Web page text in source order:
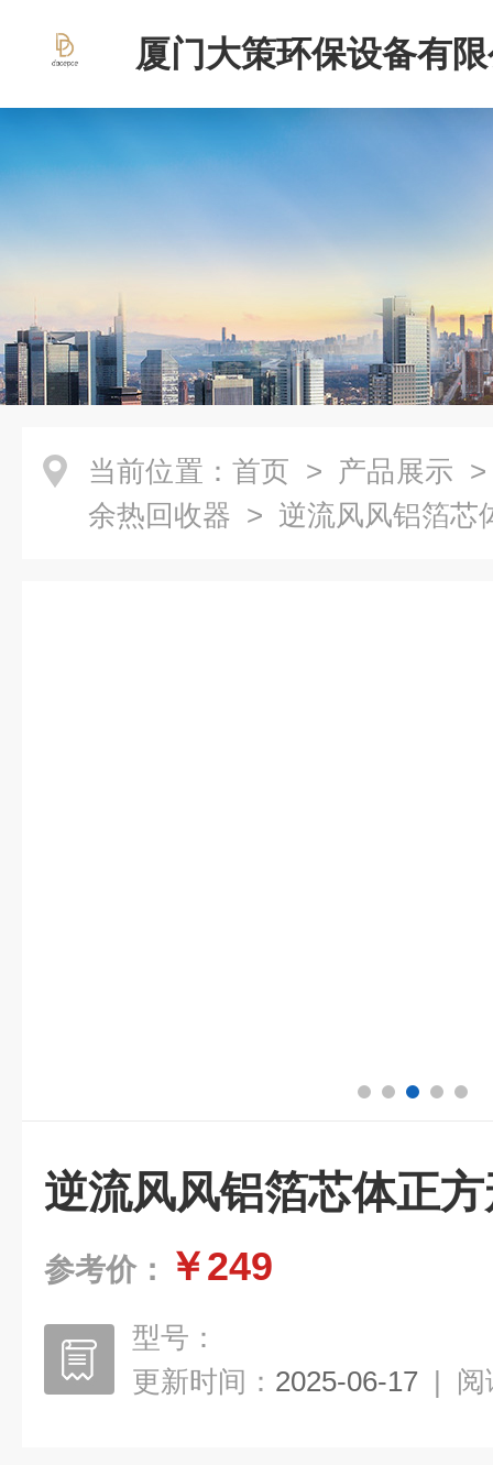
厦门大策环保设备有
当前位置： 首页 > 产品展示
余热回收器 > 逆流风风铝箔芯
逆流风风铝箔芯体正
参考价： ￥249
型号：
更新时间： 2025-06-17 | 阅